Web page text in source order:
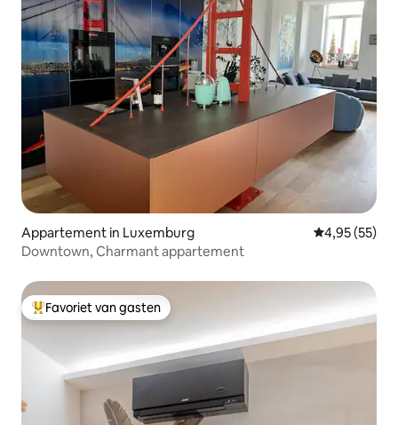
Appartement in Luxemburg Gemiddelde
4,95 (55)
Downtown, Charmant appartement
Topfavoriet van gasten
Favoriet van gasten